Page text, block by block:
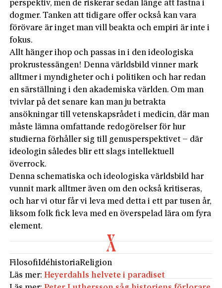
perspektiv, men de riskerar sedan länge att fastna i
dogmer. Tanken att tidigare offer också kan vara
förövare är inget man vill beakta och empiri är inte i
fokus.
Allt hänger ihop och passas in i den ideologiska
prokrustessängen! Denna världsbild vinner mark
alltmer i myndigheter och i politiken och har redan
en särställning i den akademiska världen. Om man
tvivlar på det senare kan man ju betrakta
ansökningar till vetenskapsrådet i medicin, där man
måste lämna omfattande redogörelser för hur
studierna förhåller sig till genusperspektivet – där
ideologin således blir ett slags intellektuell
överrock.
Denna schematiska och ideologiska världsbild har
vunnit mark alltmer även om den också kritiseras,
och har vi otur får vi leva med detta i ett par tusen år,
liksom folk fick leva med en överspelad lära om fyra
element.
FilosofiIdéhistoriaReligion
Läs mer:Heyerdahls helvete i paradiset